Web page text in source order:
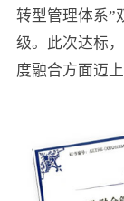
转型管理体系”
级。此次达标
度融合方面迈上